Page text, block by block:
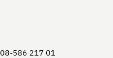
08-586 217 01